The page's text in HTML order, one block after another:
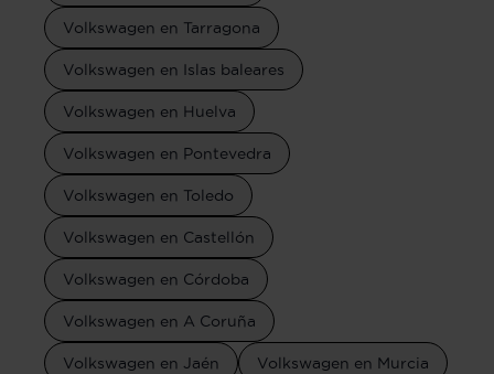
Volkswagen en Tarragona
Volkswagen en Islas baleares
Volkswagen en Huelva
Volkswagen en Pontevedra
Volkswagen en Toledo
Volkswagen en Castellón
Volkswagen en Córdoba
Volkswagen en A Coruña
Volkswagen en Jaén Volkswagen en Murcia